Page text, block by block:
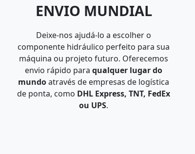
ENVIO MUNDIAL
Deixe-nos ajudá-lo a escolher o
componente hidráulico perfeito para sua
máquina ou projeto futuro. Oferecemos
envio rápido para qualquer lugar do
mundoatravés de empresas de logística
de ponta, como DHL Express, TNT, FedEx
ou UPS.